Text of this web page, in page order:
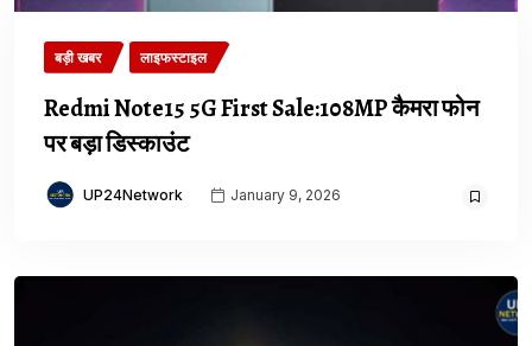
बड़ी खबर लाइफस्टाइल
Redmi Note15 5G First Sale:108MP कैमरा फोन
पर बड़ा डिस्काउंट
UP24Network January 9, 2026